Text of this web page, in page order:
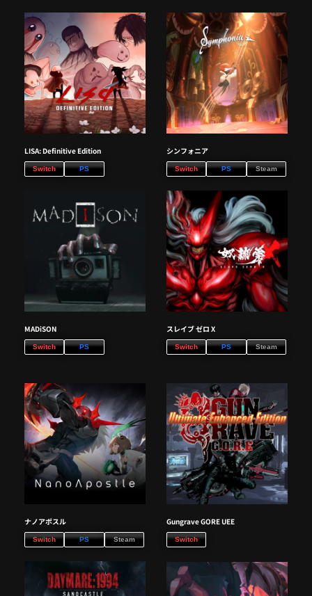
LISA: Definitive Edition
Switch PS
シンフォニア
Switch PS Steam
MADiSON
Switch PS
スレイブ ゼロ X
Switch PS Steam
ナノアポスル
Switch PS Steam
Gungrave GORE UEE
Switch